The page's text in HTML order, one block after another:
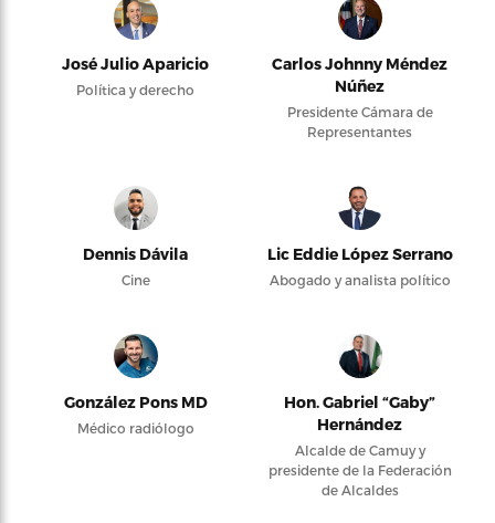
José Julio Aparicio
Política y derecho
Carlos Johnny Méndez
Núñez
Presidente Cámara de
Representantes
Dennis Dávila
Cine
Lic Eddie López Serrano
Abogado y analista político
González Pons MD
Médico radiólogo
Hon. Gabriel “Gaby”
Hernández
Alcalde de Camuy y
presidente de la Federación
de Alcaldes